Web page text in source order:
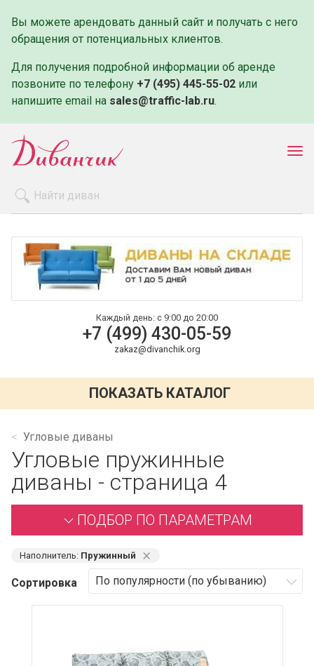
Вы можете арендовать данный сайт и получать с него
обращения от потенциальных клиентов.
Для получения подробной информации об аренде
позвоните по телефону +7 (495) 445-55-02 или
напишите email на sales@traffic-lab.ru.
Оплата и доставка
Контакты
Каждый день: с 9:00 до 20:00
+7 (499) 430-05-59
zakaz@divanchik.org
ПОКАЗАТЬ КАТАЛОГ
Угловые диваны
Угловые пружинные
диваны - страница 4
ПОДБОР ПО ПАРАМЕТРАМ
Наполнитель: Пружинный ⨯
Сортировка